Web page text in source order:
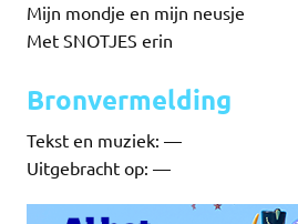
Mijn mondje en mijn neusje
Met SNOTJES erin
Bronvermelding
Tekst en muziek: —
Uitgebracht op: —